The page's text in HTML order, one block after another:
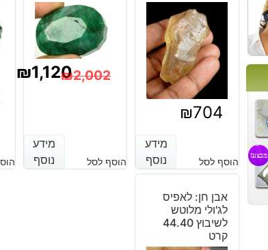
מבצע!
-
8
קרט
יחידה
₪704
מידע
נוסף
הוסף לסל
מידע
נוסף
₪2,002
₪2,002.
₪1,120
₪1,120.
מידע
נוסף
הוסף לסל
מידע
נוסף
אבן חן: לאפיס
לג'ולי מלוטש
לשיבוץ 44.40
קרט